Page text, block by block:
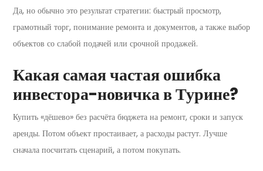
Да, но обычно это результат стратегии: быстрый просмотр,
грамотный торг, понимание ремонта и документов, а также выбор
объектов со слабой подачей или срочной продажей.
Какая самая частая ошибка
инвестора-новичка в Турине?
Купить «дёшево» без расчёта бюджета на ремонт, сроки и запуск
аренды. Потом объект простаивает, а расходы растут. Лучше
сначала посчитать сценарий, а потом покупать.